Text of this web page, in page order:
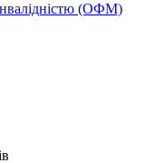
(ОФМ)